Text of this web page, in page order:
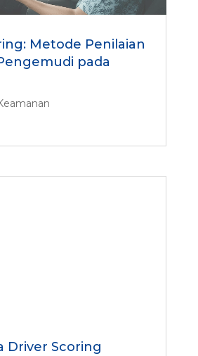
Metode Penilaian
pada
Driver Scoring